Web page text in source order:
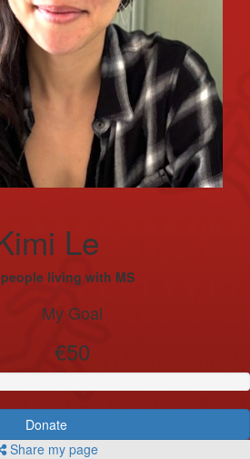
Le
living with MS
My Goal
€50
Donate
Share my page